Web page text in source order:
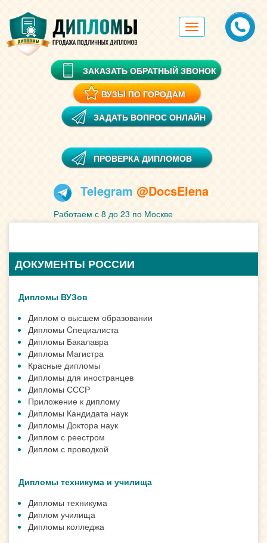
Toggle
navigation
ЗАКАЗАТЬ ОБРАТНЫЙ ЗВОНОК
ВУЗЫ ПО ГОРОДАМ
ЗАДАТЬ ВОПРОС ОНЛАЙН
ПРОВЕРКА ДИПЛОМОВ
Telegram @DocsElena
Работаем с 8 до 23 по Москве
ДОКУМЕНТЫ РОССИИ
Дипломы ВУЗов
Диплом о высшем образовании
Дипломы Cпециалиста
Дипломы Бакалавра
Дипломы Магистра
Красные дипломы
Дипломы для иностранцев
Дипломы СССР
Приложение к диплому
Дипломы Кандидата наук
Дипломы Доктора наук
Диплом с реестром
Диплом с проводкой
Дипломы техникума и училища
Дипломы техникума
Диплом училища
Дипломы колледжа